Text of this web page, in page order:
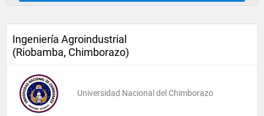
Ingeniería Agroindustrial
(Riobamba, Chimborazo)
Universidad Nacional del Chimborazo